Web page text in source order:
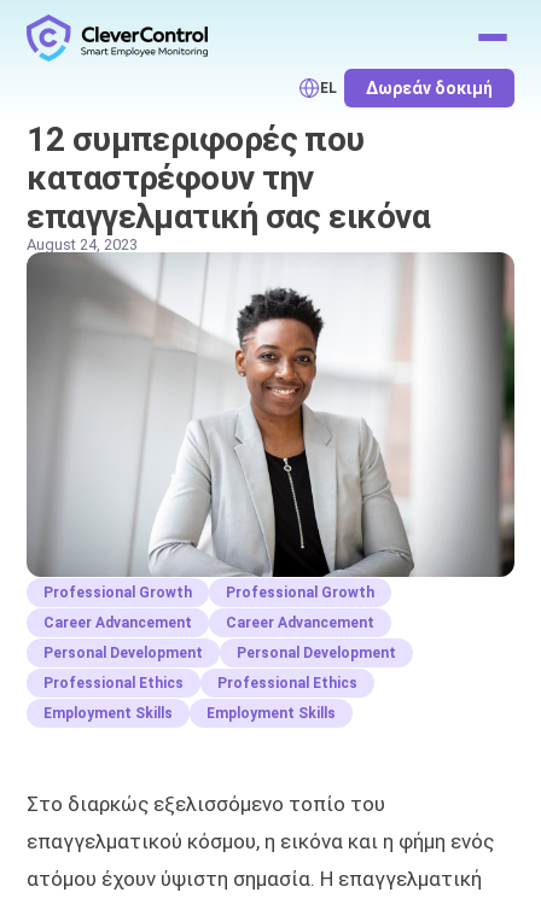
EL Δωρεάν δοκιμή
12 συμπεριφορές που
καταστρέφουν την
επαγγελματική σας εικόνα
August 24, 2023
Professional Growth
Professional Growth
Career Advancement
Career Advancement
Personal Development
Personal Development
Professional Ethics
Professional Ethics
Employment Skills
Employment Skills
Στο διαρκώς εξελισσόμενο τοπίο του
επαγγελματικού κόσμου, η εικόνα και η φήμη ενός
ατόμου έχουν ύψιστη σημασία. Η επαγγελματική